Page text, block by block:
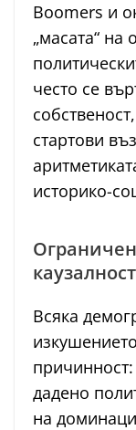
Boomers и
„масата“
често се
стартови
историко-
каузалност
Всяка
дадено
на